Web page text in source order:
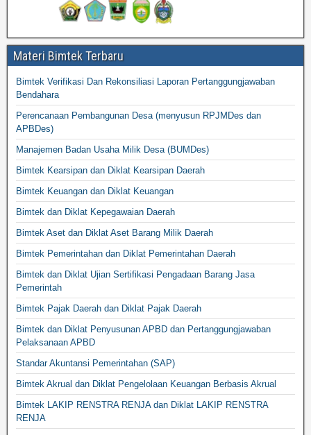
Materi Bimtek Terbaru
Bimtek Verifikasi Dan Rekonsiliasi Laporan Pertanggungjawaban
Bendahara
Perencanaan Pembangunan Desa (menyusun RPJMDes dan
APBDes)
Manajemen Badan Usaha Milik Desa (BUMDes)
Bimtek Kearsipan dan Diklat Kearsipan Daerah
Bimtek Keuangan dan Diklat Keuangan
Bimtek dan Diklat Kepegawaian Daerah
Bimtek Aset dan Diklat Aset Barang Milik Daerah
Bimtek Pemerintahan dan Diklat Pemerintahan Daerah
Bimtek dan Diklat Ujian Sertifikasi Pengadaan Barang Jasa
Pemerintah
Bimtek Pajak Daerah dan Diklat Pajak Daerah
Bimtek dan Diklat Penyusunan APBD dan Pertanggungjawaban
Pelaksanaan APBD
Standar Akuntansi Pemerintahan (SAP)
Bimtek Akrual dan Diklat Pengelolaan Keuangan Berbasis Akrual
Bimtek LAKIP RENSTRA RENJA dan Diklat LAKIP RENSTRA
RENJA